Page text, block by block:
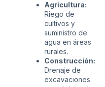
Agricultura:
Riego de
cultivos y
suministro de
agua en áreas
rurales.
Construcción:
Drenaje de
excavaciones